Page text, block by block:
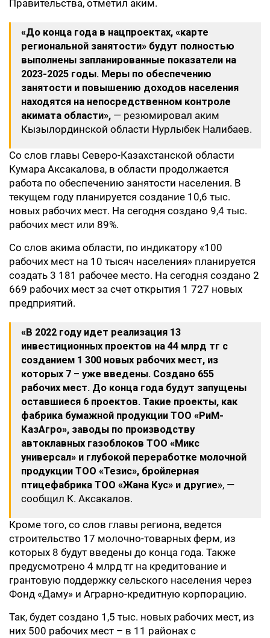
Правительства, отметил аким.
«До конца года в нацпроектах, «карте
региональной занятости» будут полностью
выполнены запланированные показатели на
2023-2025 годы. Меры по обеспечению
занятости и повышению доходов населения
находятся на непосредственном контроле
акимата области», — резюмировал аким
Кызылординской области Нурлыбек Налибаев.
Со слов главы Северо-Казахстанской области
Кумара Аксакалова, в области продолжается
работа по обеспечению занятости населения. В
текущем году планируется создание 10,6 тыс.
новых рабочих мест. На сегодня создано 9,4 тыс.
рабочих мест или 89%.
Со слов акима области, по индикатору «100
рабочих мест на 10 тысяч населения» планируется
создать 3 181 рабочее место. На сегодня создано 2
669 рабочих мест за счет открытия 1 727 новых
предприятий.
«В 2022 году идет реализация 13
инвестиционных проектов на 44 млрд тг с
созданием 1 300 новых рабочих мест, из
которых 7 – уже введены. Создано 655
рабочих мест. До конца года будут запущены
оставшиеся 6 проектов. Такие проекты, как
фабрика бумажной продукции ТОО «РиМ-
КазАгро», заводы по производству
автоклавных газоблоков ТОО «Микс
универсал» и глубокой переработке молочной
продукции ТОО «Тезис», бройлерная
птицефабрика ТОО «Жана Кус» и другие», —
сообщил К. Аксакалов.
Кроме того, со слов главы региона, ведется
строительство 17 молочно-товарных ферм, из
которых 8 будут введены до конца года. Также
предусмотрено 4 млрд тг на кредитование и
грантовую поддержку сельского населения через
Фонд «Даму» и Аграрно-кредитную корпорацию.
Так, будет создано 1,5 тыс. новых рабочих мест, из
них 500 рабочих мест – в 11 районах с